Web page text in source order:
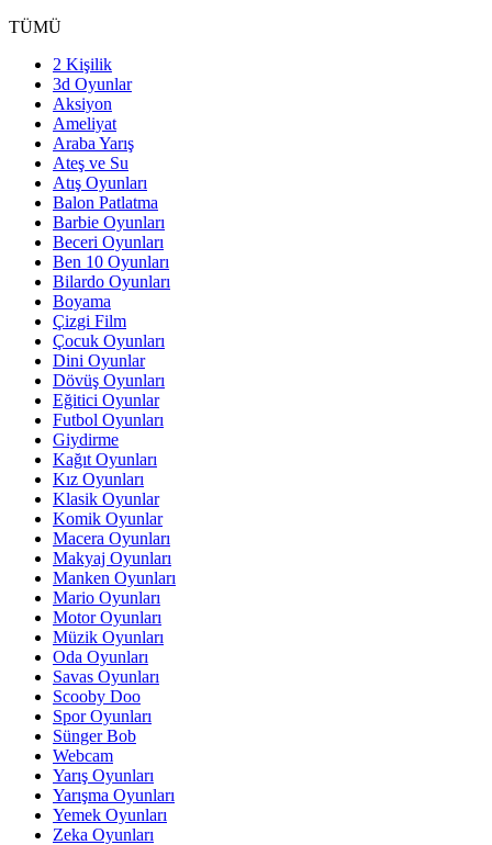
TÜMÜ
2 Kişilik
3d Oyunlar
Aksiyon
Ameliyat
Araba Yarış
Ateş ve Su
Atış Oyunları
Balon Patlatma
Barbie Oyunları
Beceri Oyunları
Ben 10 Oyunları
Bilardo Oyunları
Boyama
Çizgi Film
Çocuk Oyunları
Dini Oyunlar
Dövüş Oyunları
Eğitici Oyunlar
Futbol Oyunları
Giydirme
Kağıt Oyunları
Kız Oyunları
Klasik Oyunlar
Komik Oyunlar
Macera Oyunları
Makyaj Oyunları
Manken Oyunları
Mario Oyunları
Motor Oyunları
Müzik Oyunları
Oda Oyunları
Savas Oyunları
Scooby Doo
Spor Oyunları
Sünger Bob
Webcam
Yarış Oyunları
Yarışma Oyunları
Yemek Oyunları
Zeka Oyunları